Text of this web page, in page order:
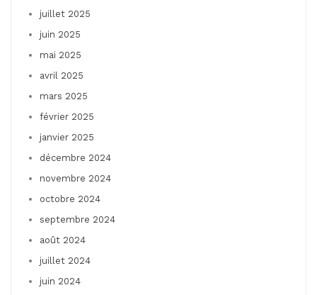
juillet 2025
juin 2025
mai 2025
avril 2025
mars 2025
février 2025
janvier 2025
décembre 2024
novembre 2024
octobre 2024
septembre 2024
août 2024
juillet 2024
juin 2024